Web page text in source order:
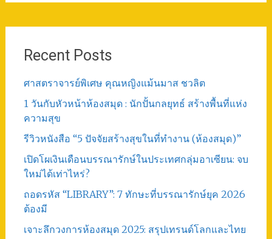
Recent Posts
ศาสตราจารย์พิเศษ คุณหญิงแม้นมาส ชวลิต
1 วันกับหัวหน้าห้องสมุด : นักปั้นกลยุทธ์ สร้างพื้นที่แห่ง
ความสุข
รีวิวหนังสือ “5 ปัจจัยสร้างสุขในที่ทำงาน (ห้องสมุด)”
เปิดโผเงินเดือนบรรณารักษ์ในประเทศกลุ่มอาเซียน: จบ
ใหม่ได้เท่าไหร่?
ถอดรหัส “LIBRARY”: 7 ทักษะที่บรรณารักษ์ยุค 2026
ต้องมี
เจาะลึกวงการห้องสมุด 2025: สรุปเทรนด์โลกและไทย